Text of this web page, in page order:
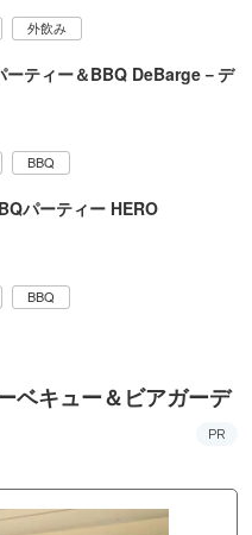
外飲み
ーティー＆BBQ DeBarge－デ
BBQ
パーティー HERO
BBQ
ベキュー＆ビアガーデ
PR